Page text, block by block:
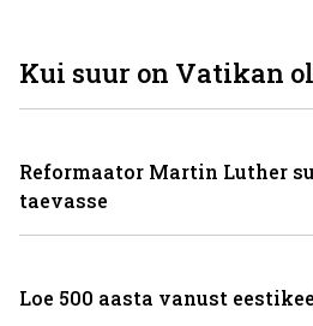
Kui suur on Vatikan
Reformaator Martin Luther
taevasse
Loe 500 aasta vanust